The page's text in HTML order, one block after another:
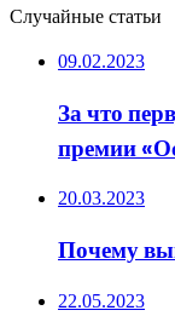
Случайные статьи
09.02.2023
За что
премии
20.03.2023
Почему
22.05.2023